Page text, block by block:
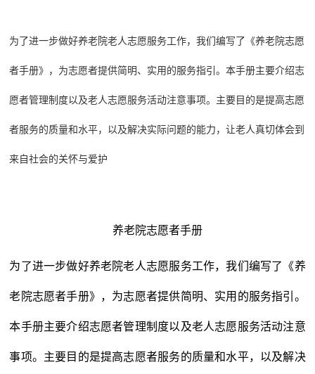
为了进一步做好养老院老人志愿服务工作，我们编写了《养老院志愿
者手册》，为志愿者提供简明、实用的服务指引。本手册主要介绍志
愿者管理制度以及老人志愿服务活动注意事项。主要目的是提高志愿
者服务的质量和水平，以及解决实际问题的能力，让老人真切体会到
来自社会的关怀与爱护
养老院志愿者手册
为了进一步做好养老院老人志愿服务工作，我们编写了《养
老院志愿者手册》，为志愿者提供简明、实用的服务指引。
本手册主要介绍志愿者管理制度以及老人志愿服务活动注意
事项。主要目的是提高志愿者服务的质量和水平，以及解决